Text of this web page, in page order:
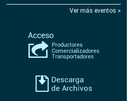
Ver más eventos »